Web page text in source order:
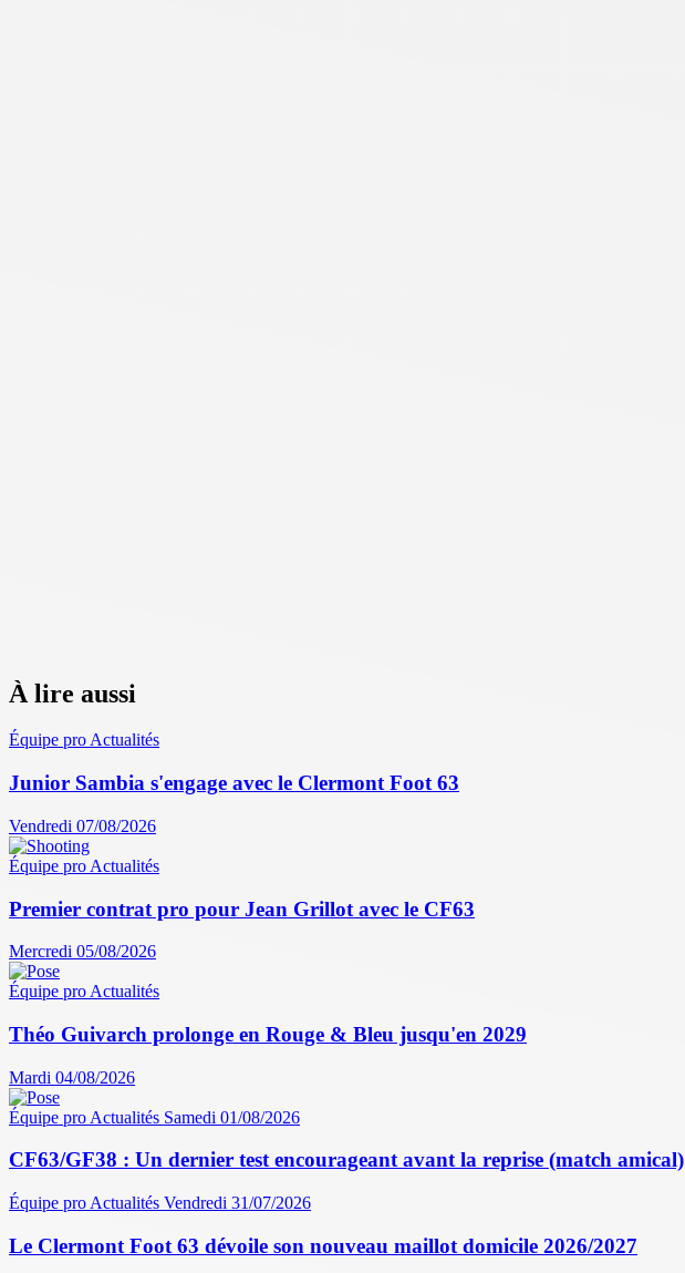
À lire aussi
Équipe proActualités
Junior Sambia s'engage avec le Clermont Foot 63
Vendredi 07/08/2026
Équipe pro Actualités
Premier contrat pro pour Jean Grillot avec le CF63
Mercredi 05/08/2026
Équipe pro Actualités
Théo Guivarch prolonge en Rouge & Bleu jusqu'en 2029
Mardi 04/08/2026
Équipe pro Actualités Samedi 01/08/2026
CF63/GF38 : Un dernier test encourageant avant la reprise (match amical)
Équipe pro Actualités Vendredi 31/07/2026
Le Clermont Foot 63 dévoile son nouveau maillot domicile 2026/2027